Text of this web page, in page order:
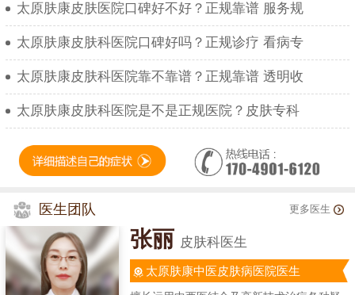
太原肤康皮肤医院口碑好不好？正规靠谱 服务规
太原肤康皮肤科医院口碑好吗？正规诊疗 看病专
太原肤康皮肤科医院靠不靠谱？正规靠谱 透明收
太原肤康皮肤科医院是不是正规医院？皮肤专科
医生团队 更多医生
张丽 皮肤科医生
太原肤康中医皮肤病医院医生